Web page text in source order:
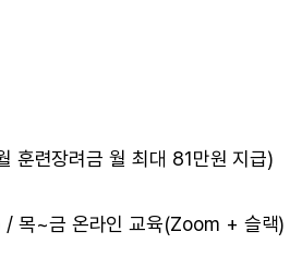
훈련장려금 월 최대 81만원 지급)
/ 목~금 온라인 교육(Zoom + 슬랙)